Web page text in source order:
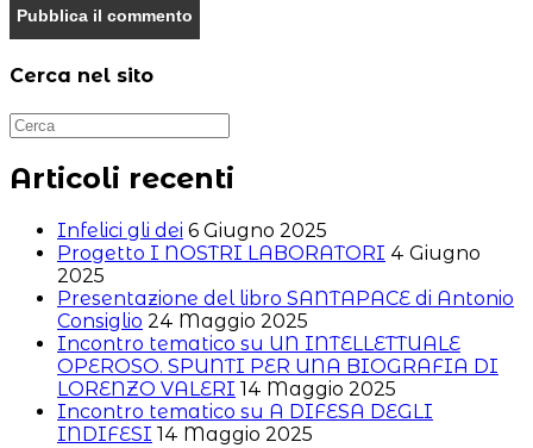
Cerca nel sito
Articoli recenti
Infelici gli dei 6 Giugno 2025
Progetto I NOSTRI LABORATORI 4 Giugno
2025
Presentazione del libro SANTAPACE di Antonio
Consiglio 24 Maggio 2025
Incontro tematico su UN INTELLETTUALE
OPEROSO. SPUNTI PER UNA BIOGRAFIA DI
LORENZO VALERI 14 Maggio 2025
Incontro tematico su A DIFESA DEGLI
INDIFESI 14 Maggio 2025